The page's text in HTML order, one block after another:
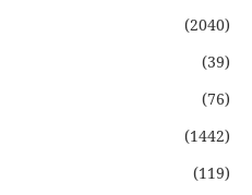
(2040)
(39)
(76)
(1442)
(119)